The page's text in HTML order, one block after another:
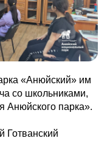
«Анюйский» им
со школьниками,
Анюйского парка».
Готванский